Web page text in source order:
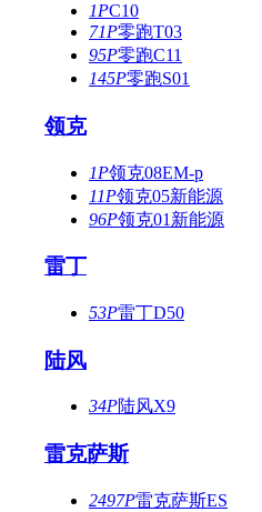
1PC10
71P零跑T03
95P零跑C11
145P零跑S01
领克
1P领克08EM-p
11P领克05新能源
96P领克01新能源
雷丁
53P雷丁D50
陆风
34P陆风X9
雷克萨斯
2497P雷克萨斯ES